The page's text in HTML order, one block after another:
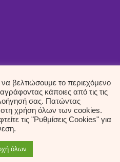
βελτιώσουμε το περιεχόμενο
κάποιες από τις τις
σας. Πατώντας
στη χρήση όλων των cookies.
τις "Ρυθμίσεις Cookies" για
όλων